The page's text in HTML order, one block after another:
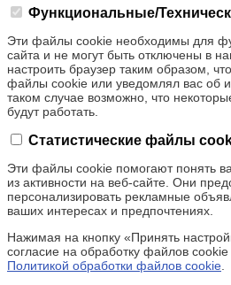
Функциональные/
Эти файлы cookie необходимы для
сайта и не могут быть отключены в
настроить браузер таким образом,
файлы cookie или уведомлял вас об
таком случае возможно, что
будут работать.
Статистические файлы
Эти файлы cookie помогают понять
из активности на веб-сайте. Они
персонализировать рекламные
ваших интересах и предпочтениях.
Нажимая на кнопку «Принять
согласие на обработку файлов cookie
Политикой обработки файлов cookie.